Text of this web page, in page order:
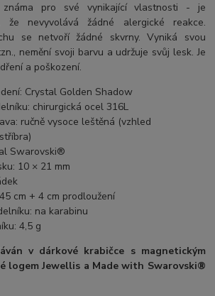
pro své vynikající vlastnosti - je
že nevyvolává žádné alergické reakce.
se netvoří žádné skvrny. Vyniká svou
nemění svoji barvu a udržuje svůj lesk. Je
a poškození.
Crystal Golden Shadow
chirurgická ocel 316L
ručně vysoce leštěná (vzhled
Swarovski®
10 × 21 mm
cm + 4 cm prodloužení
na karabinu
4,5 g
v dárkové krabičce s magnetickým
logem Jewellis a Made with Swarovski®